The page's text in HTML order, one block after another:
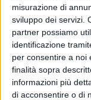
misurazione di
sviluppo dei servizi.
partner possiamo
identificazione
per consentire a noi
finalità sopra
informazioni più
di acconsentire o di
platea di pubblico.
Come da
intrecciati con
domenica sera
dello Sterpeto e
luminarie